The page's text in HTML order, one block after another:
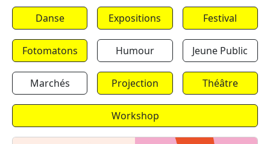
Danse Expositions Festival
Fotomatons Humour Jeune Public
Marchés Projection Théâtre
Workshop